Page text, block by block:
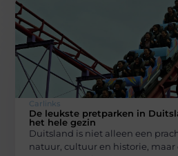
Carlinks
De leukste pretparken in
het hele gezin
Duitsland is niet alleen een
natuur, cultuur en historie, maar